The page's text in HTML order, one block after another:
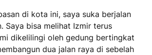
di kota ini, saya suka berjalan
Saya bisa melihat Izmir terus
dikelilingi oleh gedung bertingkat
dua jalan raya di sebelah